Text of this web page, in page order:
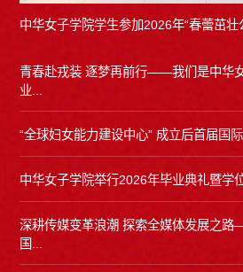
中华女子学院学生参加2026年“春蕾茁壮
青春赴戎装 逐梦再前行——我们是中华
业...
“全球妇女能力建设中心” 成立后首届国
中华女子学院举行2026年毕业典礼暨学
深耕传媒变革浪潮 探索全媒体发展之
国...